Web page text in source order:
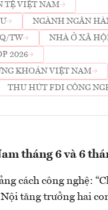
TỆ VIỆT NAM
NGÀNH NGÂN
TW
NHÀ Ở XÃ
2026
KHOÁN VIỆT NAM
THU HÚT FDI CÔNG
tháng 6 và 6
cách công nghệ:
tăng trưởng hai